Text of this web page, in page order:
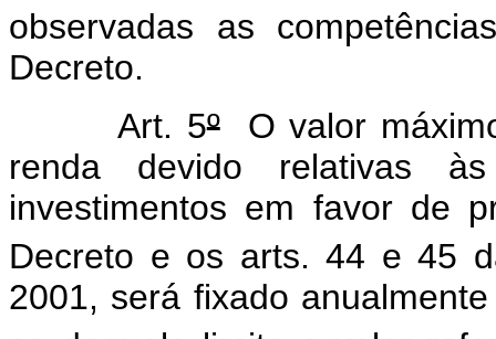
observadas as
Decreto.
Art. 5ºO valor
renda devido relativas
investimentos em favor de
Decreto e os arts. 44 e 45
2001, será fixado